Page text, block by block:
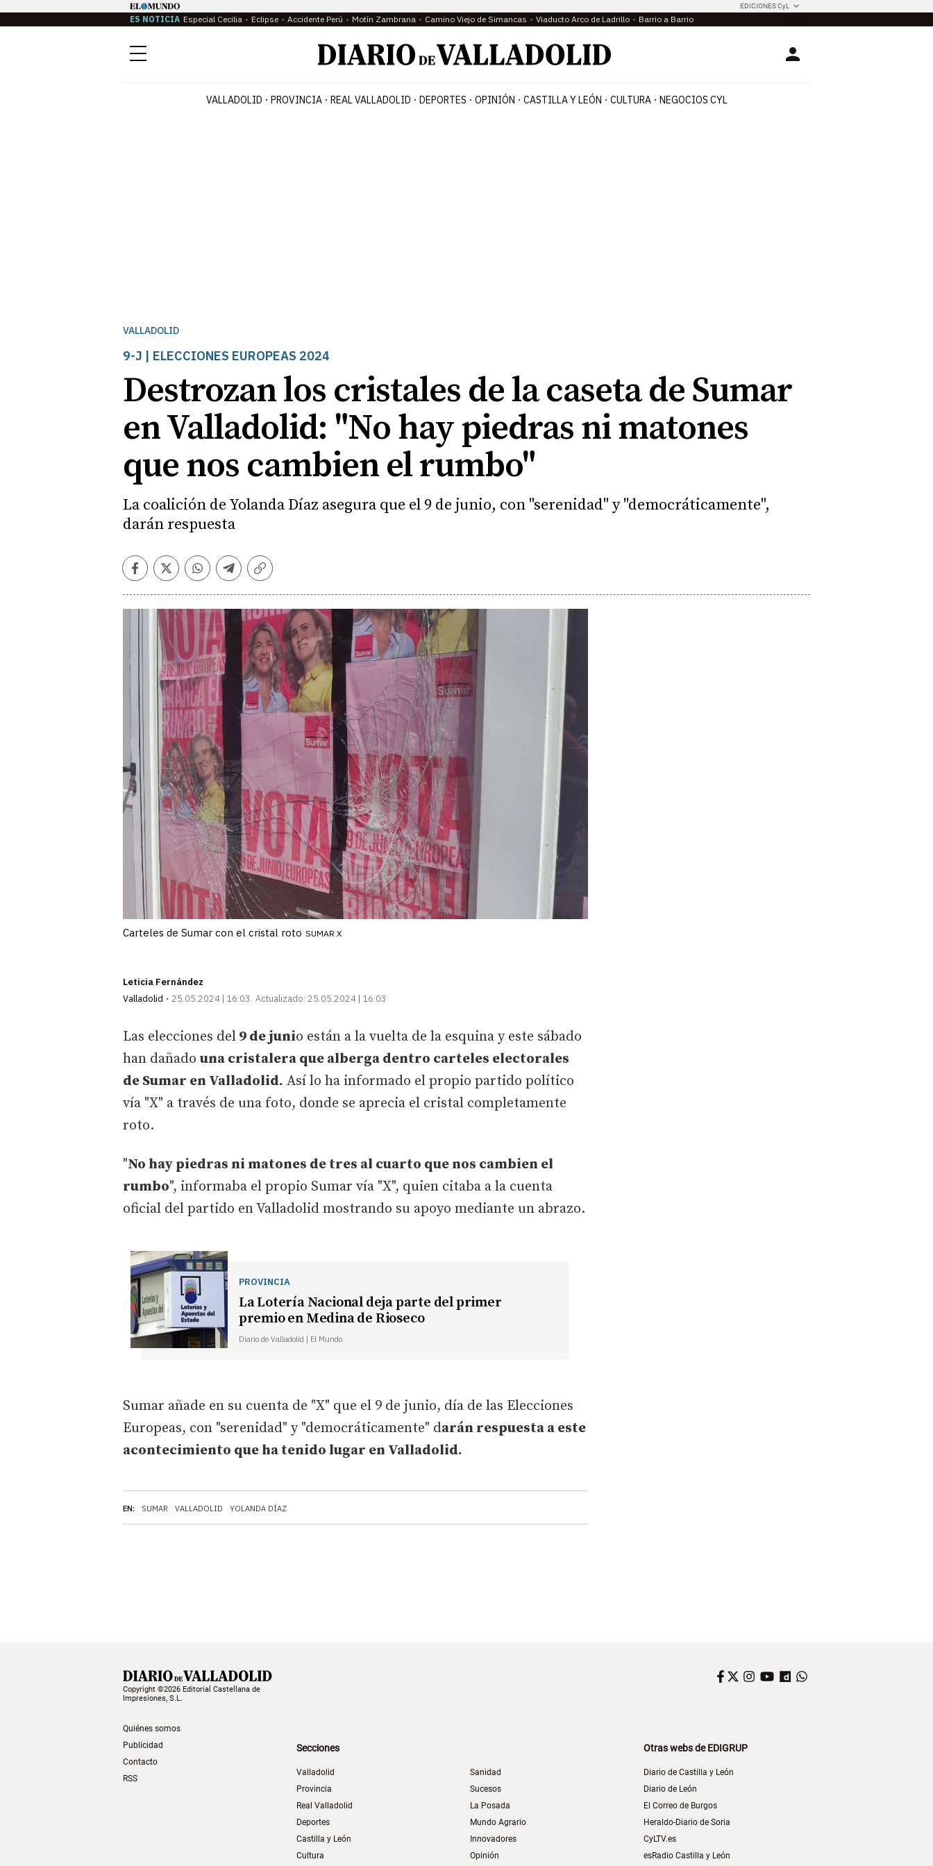
EDICIONES CyL
ES NOTICIA Especial Cecilia Eclipse Accidente Perú Motín Zambrana Camino Viejo de Simancas Viaducto Arco de Ladrillo Barrio a Barrio
Menú Login
VALLADOLID PROVINCIA REAL VALLADOLID DEPORTES OPINIÓN CASTILLA Y LEÓN CULTURA NEGOCIOS CYL
VALLADOLID
9-J | ELECCIONES EUROPEAS 2024
Destrozan los cristales de la caseta de Sumar
en Valladolid: "No hay piedras ni matones
que nos cambien el rumbo"
La coalición de Yolanda Díaz asegura que el 9 de junio, con "serenidad" y "democráticamente",
darán respuesta
Facebook
TwitterWhatsapp
Telegram
Copiar
Carteles de Sumar con el cristal roto SUMAR X
Leticia Fernández
Valladolid
25.05.2024 | 16:03 Actualizado: 25.05.2024 | 16:03
EN: SUMAR VALLADOLID YOLANDA DÍAZ
Las elecciones del 9 de junio están a la vuelta de la esquina y este sábado
han dañado una cristalera que alberga dentro carteles electorales
de Sumar en Valladolid. Así lo ha informado el propio partido político
vía "X" a través de una foto, donde se aprecia el cristal completamente
roto.
"No hay piedras ni matones de tres al cuarto que nos cambien el
rumbo", informaba el propio Sumar vía "X", quien citaba a la cuenta
oficial del partido en Valladolid mostrando su apoyo mediante un abrazo.
PROVINCIA
La Lotería Nacional deja parte del primer
premio en Medina de Rioseco
Diario de Valladolid | El Mundo
Sumar añade en su cuenta de "X" que el 9 de junio, día de las Elecciones
Europeas, con "serenidad" y "democráticamente" darán respuesta a este
acontecimiento que ha tenido lugar en Valladolid.
Copyright ©2026 Editorial Castellana de
Impresiones, S.L.
Quiénes somos
Publicidad
Contacto
RSS
Facebook
Twitter
Instagram
YouTube
Dailymotion
Secciones
Valladolid
Provincia
Real Valladolid
Deportes
Castilla y León
Cultura
Sanidad
Sucesos
La Posada
Mundo Agrario
Innovadores
Opinión
Otras webs de EDIGRUP
Diario de Castilla y León
Diario de León
El Correo de Burgos
Heraldo-Diario de Soria
CyLTV.es
esRadio Castilla y León